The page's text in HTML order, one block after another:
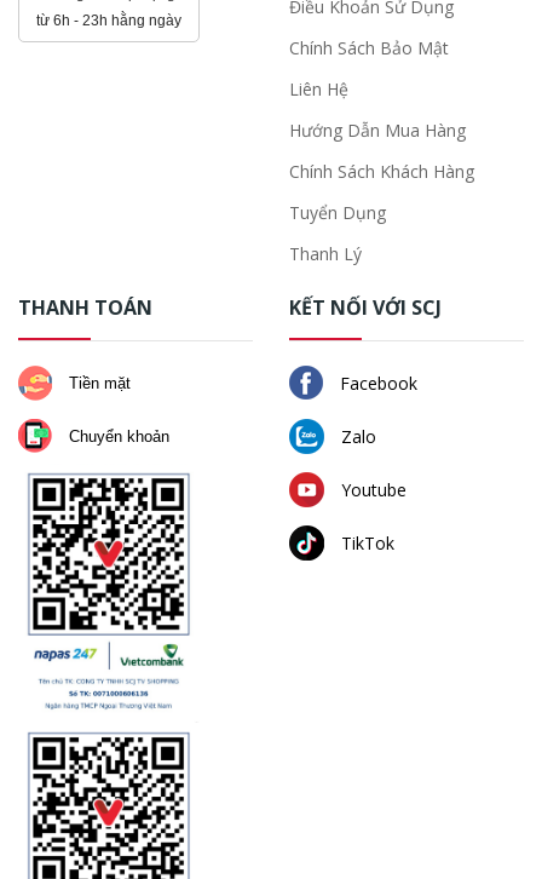
từ 6h - 23h hằng ngày
Điều Khoản Sử Dụng
Chính Sách Bảo Mật
Liên Hệ
Hướng Dẫn Mua Hàng
Chính Sách Khách Hàng
Tuyển Dụng
Thanh Lý
THANH TOÁN
Tiền mặt
Chuyển khoản
KẾT NỐI VỚI SCJ
Facebook
Zalo
Youtube
TikTok